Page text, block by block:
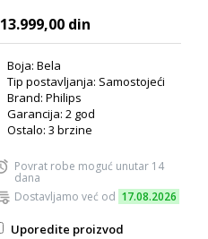
13.999,00 din
Boja: Bela
Tip postavljanja: Samostojeći
Brand: Philips
Garancija: 2 god
Ostalo: 3 brzine
Povrat robe moguć unutar 14
dana
Dostavljamo već od 17.08.2026
Uporedite proizvod